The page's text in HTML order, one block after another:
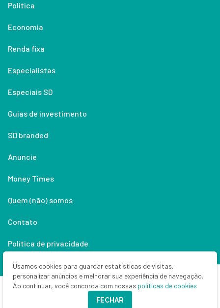
Política
Economia
Renda fixa
Especialistas
Especiais SD
Guias de investimento
SD branded
Anuncie
Money Times
Quem (não) somos
Contato
Política de privacidade
Lifestyle
Copyright © 2026 Seu Dinheiro. Todos os direitos reservados.
Usamos cookies para guardar estatísticas de visitas,
personalizar anúncios e melhorar sua experiência de navegação.
Ao continuar, você concorda com nossas políticas de cookies
FECHAR